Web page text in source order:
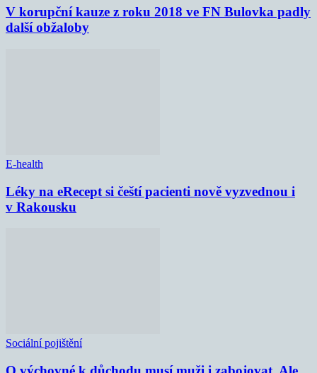
V korupční kauze z roku 2018 ve FN Bulovka padly
další obžaloby
E-health
Léky na eRecept si čeští pacienti nově vyzvednou i
v Rakousku
Sociální pojištění